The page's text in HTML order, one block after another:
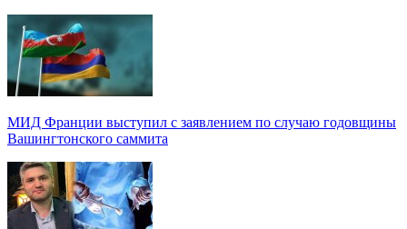
МИД Франции выступил с заявлением по случаю годовщины
Вашингтонского саммита